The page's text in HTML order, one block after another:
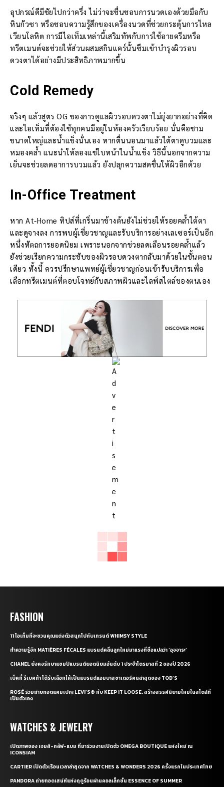
อุปกรณ์ดีมีชัยไปกว่าครึ่ง ไม่ว่าจะชื่นชอบการนวดเองด้วยมือกับ
หินกัวซา หรือชอบความรู้สึกของเครื่องนวดที่ช่วยกระตุ้นการไหล
เวียนโลหิต การมีไอเท็มเหล่านี้เสริมทัพกับการใช้อายครีมหรือ
ทรีตเมนต์จะช่วยให้ส่วนผสมสกินแคร์นั้นซึมเข้าบำรุงผิวรอบ
ดวงตาได้อย่างมีประสิทธิภาพมากขึ้น
Cold Remedy
จริงๆ แล้วสูตร OG ของการดูแลผิวรอบดวงตาไม่ยุ่งยากอย่างที่คิด
และไอเท็มที่ต้องใช้ทุกคนมีอยู่ในห้องครัวเรียบร้อย นั่นคือชาม
ขนาดใหญ่และน้ำแข็งนั่นเอง หากตื่นนอนมาแล้วใต้ตาดูบวมและ
หมองคล้ำ แนะนำให้ลองแช่ใบหน้าในน้ำแข็ง วิธีนี้นอกจากความ
เย็นจะช่วยลดอาการบวมแล้ว ยังปลุกความสดชื่นให้ผิวอีกด้วย
In-Office Treatment
หาก At-Home ทิปส์ที่เกริ่นมาข้างต้นยังไม่ช่วยให้รอยคล้ำใต้ตา
และดูจางลง การพบผู้เชี่ยวชาญและรับบริการอย่างเลเซอร์เป็นอีก
หนึ่งหัตถการยอดนิยม เพราะนอกจากช่วยลดเลือนรอยคล้ำแล้ว
ยังช่วยเรียกความกระชับของผิวรอบดวงตากลับมาด้วยในขั้นตอน
เดียว ทั้งนี้ ควรปรึกษาแพทย์ผู้เชี่ยวชาญก่อนเข้ารับบริการเพื่อ
เลือกทรีตเมนต์ที่ตอบโจทย์กับสภาพผิวและไลฟ์สไตล์ของตนเอง
FASHION
11 ไอเท็มที่จะชวนคุณแต่งตัวสนุกไปกับเทรนด์ WHIMSY STYLE
ทำความรู้จัก MATIÈRES FÉCALES แบรนด์คลื่นลูกใหม่มาแรงที่ชื่อแปลว่า ‘อุจจาระ’
CHANEL ยังคงรักษาแชมป์แบรนด์ยอดนิยมอันดับ 1 ประจำไตรมาสที่ 2 ของปี 2026
เบ็คกี้ รีเบคก้า ได้รับเลือกให้เป็นแบรนด์แอมบาสซาเดอร์คนล่าสุดของ TOD’S
ROSÉ ร่วมถ่ายทอดแคมเปญ LEVI’S® กับ KEEP IT LOOSE. สร้างสรรค์นิยามใหม่ในสไตล์ที่
เป็นตัวเอง
WATCHES & JEWELRY
เปิดภาพของ เจมส์-กลัฟ-แบม ที่มาร่วมงานเปิดตัว OMEGA BOUTIQUE แห่งใหม่ ณ
ICONSIAM
CARTIER เปิดตัวเรือนเวลาล่าสุดจาก WATCHES & WONDERS 2026 ครั้งแรกในประเทศไทย
PANDORA ถ่ายทอดเสน่ห์แห่งฤดูร้อนผ่านคอลเล็กชั่น ESSENCE OF SUMMER